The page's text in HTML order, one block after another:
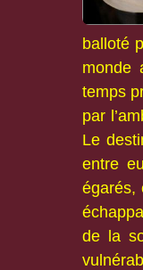
balloté
monde
temps
par
Le
entre
égarés,
de la